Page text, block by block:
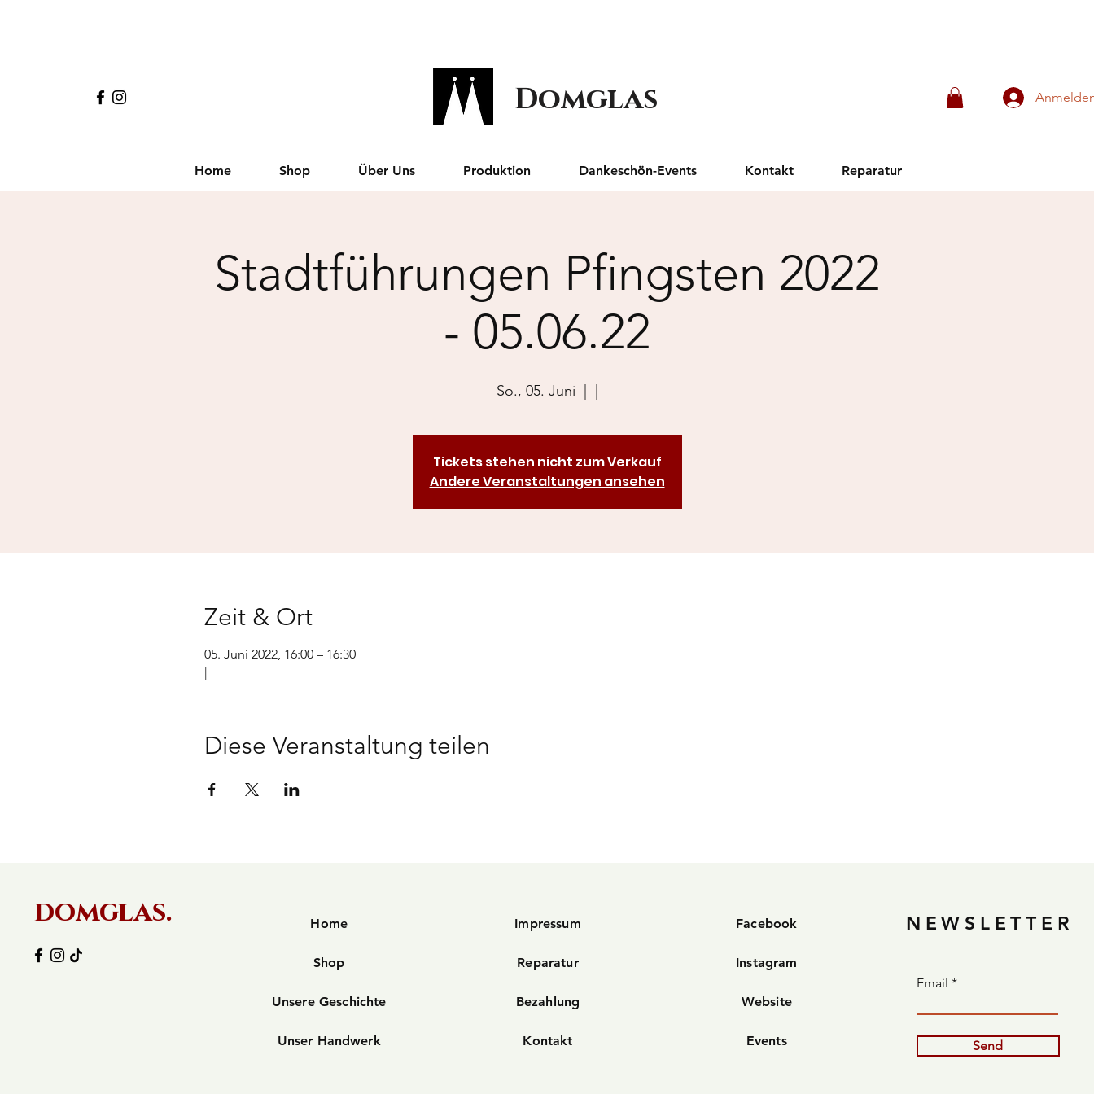
Domglas
Home Shop Über Uns Produktion Dankeschön-Events Kontakt Reparatur
Stadtführungen Pfingsten 2022
- 05.06.22
So., 05. Juni
Tickets stehen nicht zum Verkauf
Andere Veranstaltungen ansehen
Zeit & Ort
05. Juni 2022, 16:00 – 16:30
Diese Veranstaltung teilen
domglas. Home
Shop
Unsere Geschichte
Unser Handwerk
Impressum
Reparatur
Bezahlung
Kontakt
Facebook
Instagram
Website
Events
NEWSLETTER
Email
Send